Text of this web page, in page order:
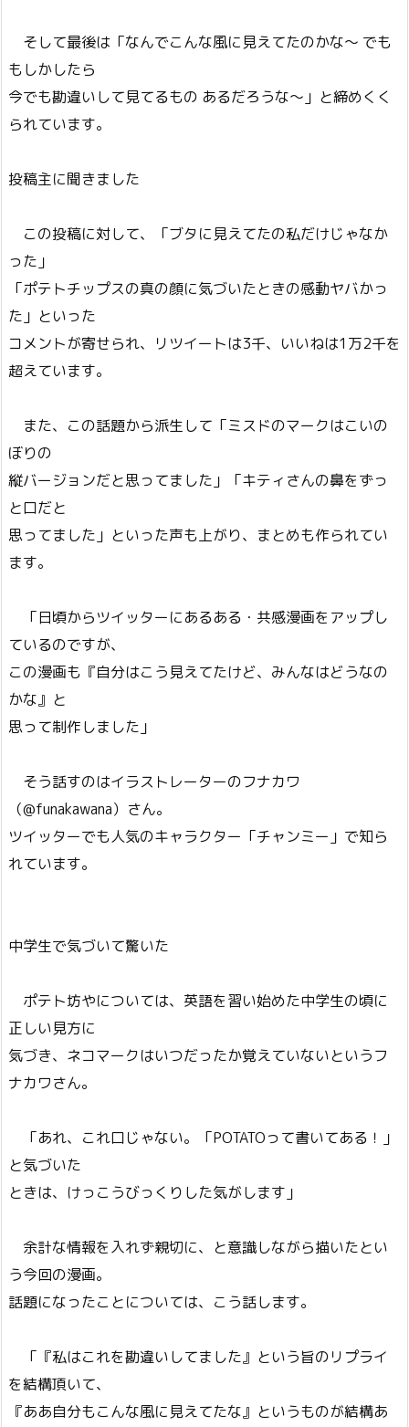
そして最後は「なんでこんな風に見えてたのかな～ でも
もしかしたら
今でも勘違いして見てるもの あるだろうな～」と締めくく
られています。
投稿主に聞きました
この投稿に対して、「ブタに見えてたの私だけじゃなか
った」
「ポテトチップスの真の顔に気づいたときの感動ヤバかっ
た」といった
コメントが寄せられ、リツイートは3千、いいねは1万2千を
超えています。
また、この話題から派生して「ミスドのマークはこいの
ぼりの
縦バージョンだと思ってました」「キティさんの鼻をずっ
と口だと
思ってました」といった声も上がり、まとめも作られてい
ます。
「日頃からツイッターにあるある・共感漫画をアップし
ているのですが、
この漫画も『自分はこう見えてたけど、みんなはどうなの
かな』と
思って制作しました」
そう話すのはイラストレーターのフナカワ
（@funakawana）さん。
ツイッターでも人気のキャラクター「チャンミー」で知ら
れています。
中学生で気づいて驚いた
ポテト坊やについては、英語を習い始めた中学生の頃に
正しい見方に
気づき、ネコマークはいつだったか覚えていないというフ
ナカワさん。
「あれ、これ口じゃない。「POTATOって書いてある！」
と気づいた
ときは、けっこうびっくりした気がします」
余計な情報を入れず親切に、と意識しながら描いたとい
う今回の漫画。
話題になったことについては、こう話します。
「『私はこれを勘違いしてました』という旨のリプライ
を結構頂いて、
『ああ自分もこんな風に見えてたな』というものが結構あ